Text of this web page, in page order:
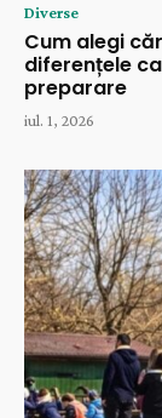
Diverse
Cum alegi
diferențele
preparare
iul. 1, 2026